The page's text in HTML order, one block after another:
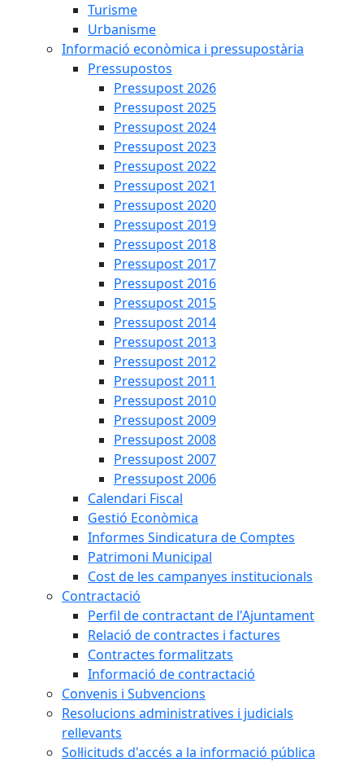
Turisme
Urbanisme
Informació econòmica i pressupostària
Pressupostos
Pressupost 2026
Pressupost 2025
Pressupost 2024
Pressupost 2023
Pressupost 2022
Pressupost 2021
Pressupost 2020
Pressupost 2019
Pressupost 2018
Pressupost 2017
Pressupost 2016
Pressupost 2015
Pressupost 2014
Pressupost 2013
Pressupost 2012
Pressupost 2011
Pressupost 2010
Pressupost 2009
Pressupost 2008
Pressupost 2007
Pressupost 2006
Calendari Fiscal
Gestió Econòmica
Informes Sindicatura de Comptes
Patrimoni Municipal
Cost de les campanyes institucionals
Contractació
Perfil de contractant de l'Ajuntament
Relació de contractes i factures
Contractes formalitzats
Informació de contractació
Convenis i Subvencions
Resolucions administratives i judicials
rellevants
Sol·licituds d'accés a la informació pública